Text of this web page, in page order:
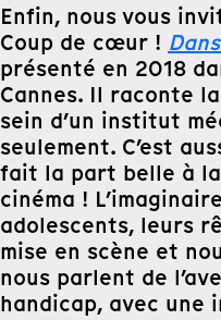
Enfin, nous vous
Coup de cœur !
présenté en 2018
Cannes. Il raconte
sein d’un institut
seulement. C’est
fait la part belle à
cinéma !
adolescents, leurs
mise en scène et
nous parlent de
handicap, avec